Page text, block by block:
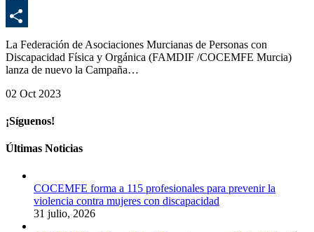
La Federación de Asociaciones Murcianas de Personas con
Discapacidad Física y Orgánica (FAMDIF /COCEMFE Murcia)
lanza de nuevo la Campaña…
02 Oct 2023
¡Síguenos!
Últimas Noticias
COCEMFE forma a 115 profesionales para prevenir la
violencia contra mujeres con discapacidad
31 julio, 2026